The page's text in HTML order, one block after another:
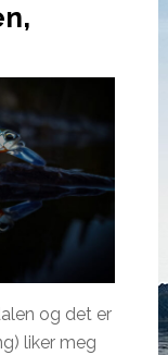
og det er
liker meg